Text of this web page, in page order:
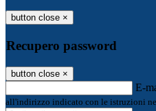
button close ×
Recupero password
button close ×
E-
all'indirizzo indicato con le istruzioni